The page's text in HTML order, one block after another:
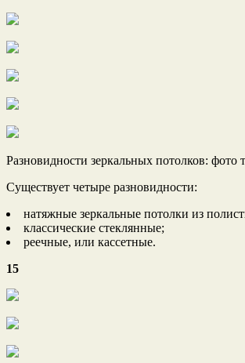
Разновидности зеркальных потолков: фото
Существует четыре разновидности:
натяжные зеркальные потолки из
классические стеклянные;
реечные, или кассетные.
15